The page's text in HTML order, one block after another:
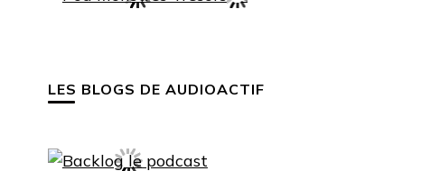
LES BLOGS DE AUDIOACTIF